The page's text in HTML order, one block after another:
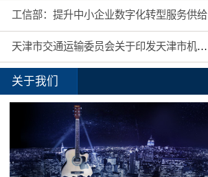
工信部：提升中小企业数字化转型服务供给
天津市交通运输委员会关于印发天津市机动车驾驶员培训机构及教练员综合信用评价管理办法的通知
关于我们